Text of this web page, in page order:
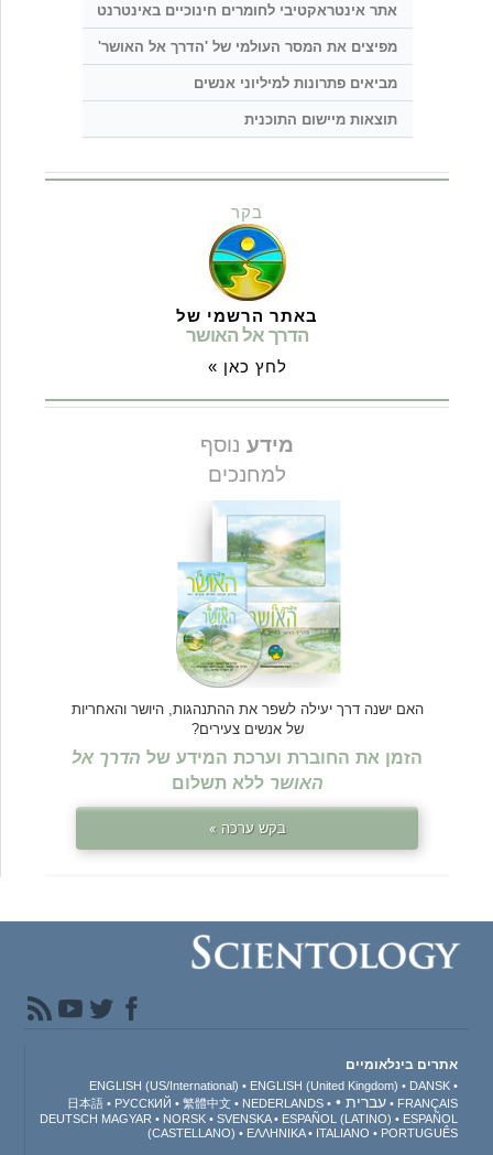
אתר אינטראקטיבי לחומרים חינוכיים באינטרנט
מפיצים את המסר העולמי של 'הדרך אל האושר'
מביאים פתרונות למיליוני אנשים
תוצאות מיישום התוכנית
בקר
באתר הרשמי של
הדרך אל האושר
לחץ כאן »
מידע נוסף
למחנכים
האם ישנה דרך יעילה לשפר את ההתנהגות, היושר והאחריות
של אנשים צעירים?
הזמן את החוברת וערכת המידע של הדרך אל
האושר ללא תשלום
בקש ערכה »
אתרים בינלאומיים
ENGLISH (US/International) ENGLISH (United Kingdom)
DANSK
FRANÇAIS
עברית 日本語 РУССКИЙ 繁體中文
NEDERLANDS
DEUTSCH MAGYAR NORSK SVENSKA ESPAÑOL (LATINO)
ESPAÑOL
(CASTELLANO)
ΕΛΛΗΝΙΚA ITALIANO PORTUGUÊS